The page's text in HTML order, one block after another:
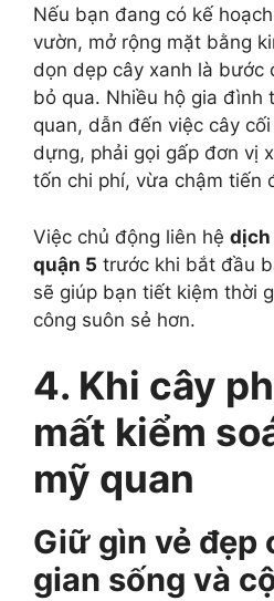
Nếu bạn đang có kế
vườn, mở rộng mặt bằng
dọn dẹp cây xanh là bước
bỏ qua. Nhiều hộ gia đình
quan, dẫn đến việc cây
dựng, phải gọi gấp đơn vị
tốn chi phí, vừa chậm tiến
Việc chủ động liên hệ dịch
quận 5 trước khi bắt đầu
sẽ giúp bạn tiết kiệm thời
công suôn sẻ hơn.
4. Khi cây
mất kiểm
mỹ quan
Giữ gìn vẻ đẹp
gian sống và